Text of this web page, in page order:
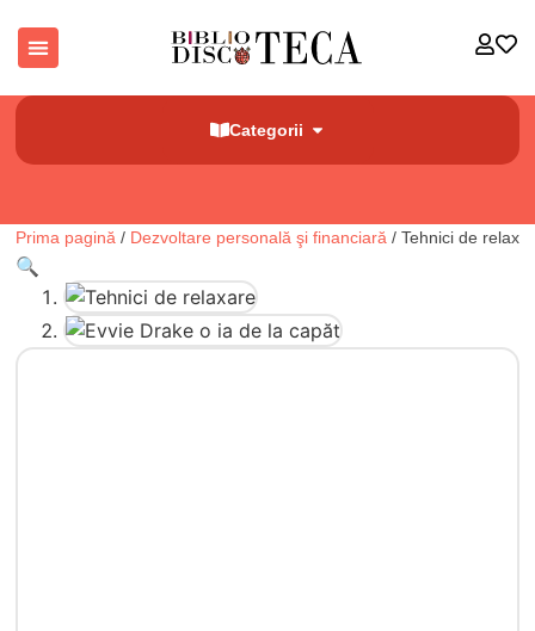
Categorii
Prima pagină / Dezvoltare personală şi financiară / Tehnici de
🔍